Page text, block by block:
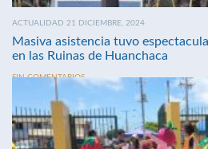
ACTUALIDAD 21 DICIEMBRE, 2024
Masiva asistencia tuvo
en las Ruinas de Huanchaca
SIN COMENTARIOS